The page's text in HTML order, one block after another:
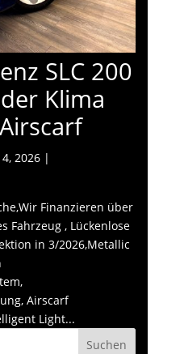
SLC 200
Klima
2026|
Finanzieren über
Fahrzeug , Lückenlose
in 3/2026,Metallic
Airscarf
Light...
Suchen